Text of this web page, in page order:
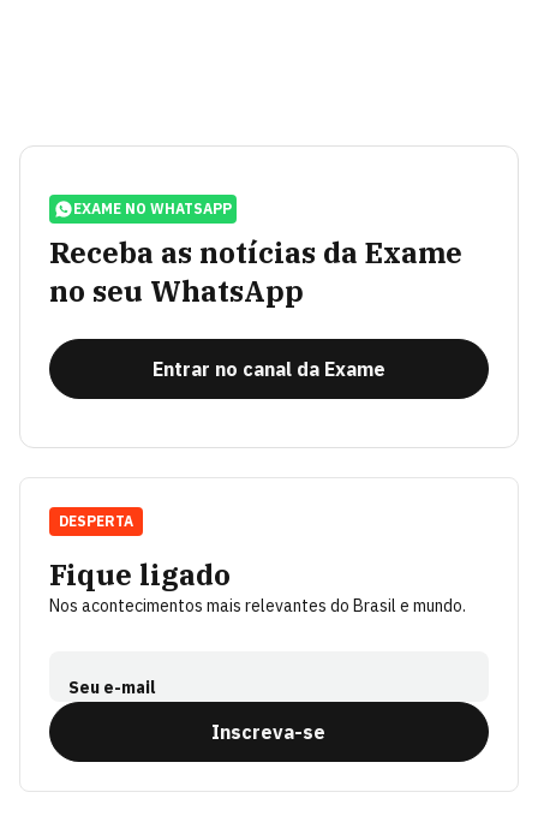
EXAME NO WHATSAPP
Receba as notícias da Exame
no seu WhatsApp
Entrar no canal da Exame
Fique ligado
Nos acontecimentos mais relevantes do Brasil e mundo.
Seu e-mail
Inscreva-se
DESPERTA